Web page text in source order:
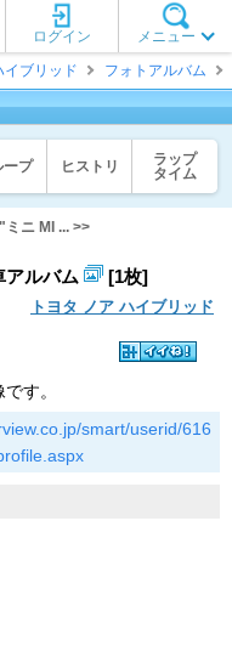
メニュー
ログイン
イブリッド フォトアルバム
ープ ヒストリ
ラップ
タイム
"ミニ MI ... >>
ルバム [1枚]
トヨタ ノア ハイブリッド
す。
smart/userid/616